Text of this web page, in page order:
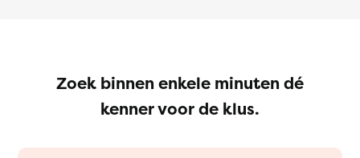
Zoek binnen enkele minuten dé
kenner voor de klus.